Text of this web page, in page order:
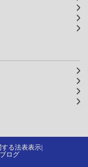
る法表表示|
ログ